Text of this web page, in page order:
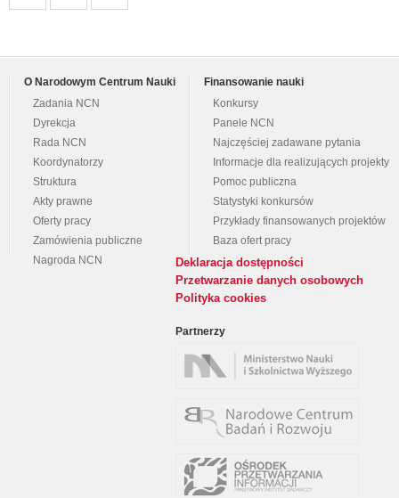
O Narodowym Centrum Nauki
Zadania NCN
Dyrekcja
Rada NCN
Koordynatorzy
Struktura
Akty prawne
Oferty pracy
Zamówienia publiczne
Nagroda NCN
Finansowanie nauki
Konkursy
Panele NCN
Najczęściej zadawane pytania
Informacje dla realizujących projekty
Pomoc publiczna
Statystyki konkursów
Przykłady finansowanych projektów
Baza ofert pracy
Deklaracja dostępności
Przetwarzanie danych osobowych
Polityka cookies
Partnerzy